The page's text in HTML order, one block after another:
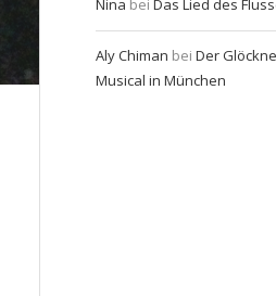
Nina bei Das Lied des
Aly Chiman bei Der
Musical in München